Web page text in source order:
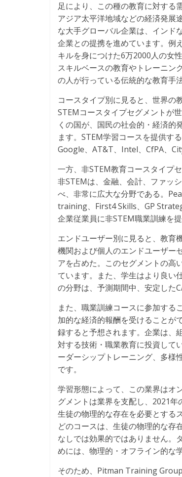
足により、この種の教育に対する
アジア太平洋地域などの経済発展
な大手グローバル企業は、インド
企業との提携を進めています。例
キルを身につけた6万2000人の女
スキルベースの教育やトレーニン
の人が行っている伝統的な教育手
コースタイプ別に見ると、世界の
STEMコースタイプセグメントが
くの国が、国民の社会的・経済的
ます。STEM学習コースを提供す
Google、AT&T、Intel、CfPA、
一方、非STEM教育コースタイプ
非STEMは、金融、会計、ファッ
べ、非常に広大な分野である。
training、First4 Skills、GP
企業従業員に非STEM職業訓練を
エンドユーザー別に見ると、教育
機関および個人のエンドユーザー
アを占めた。このセグメントの高
ています。また、学生はより良い
の分野は、予測期間中、安定した
また、職業訓練コースに参加する
加的な経済的報酬を受けることが
録すると予想されます。企業は、
対する技術・職業教育に投資して
ーダーシップトレーニング、多様
です。
学習形態によって、この業界はオ
グメントは業界を支配し、2021
生徒の物理的な存在を必要とする
どのコースは、生徒の物理的な存
なしでは効果的ではありません。
めには、物理的・オフライン的な
そのため、Pitman Training